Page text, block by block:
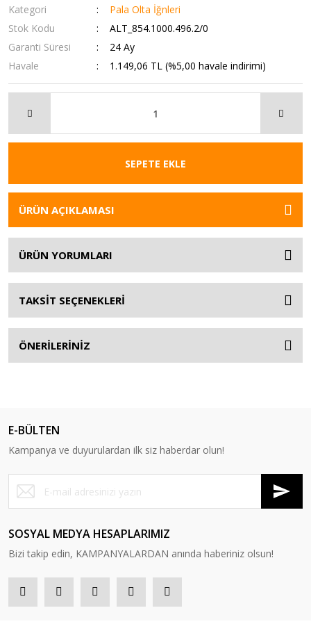
Kategori
Pala Olta İğnleri
Stok Kodu
ALT_854.1000.496.2/0
Garanti Süresi
24 Ay
Havale
1.149,06 TL (%5,00 havale indirimi)
SEPETE EKLE
ÜRÜN AÇIKLAMASI
ÜRÜN YORUMLARI
TAKSİT SEÇENEKLERİ
ÖNERİLERİNİZ
E-BÜLTEN
Kampanya ve duyurulardan ilk siz haberdar olun!
SOSYAL MEDYA HESAPLARIMIZ
Bizi takip edin, KAMPANYALARDAN anında haberiniz olsun!